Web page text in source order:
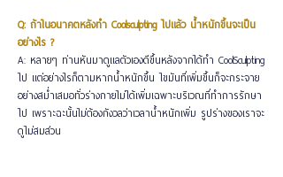
Q: ถ้าในอนาคตหลังทำ Coolsculpting ไปแล้ว น้ำหนักขึ้นจะเป็น
อย่างไร ?
A: หลายๆ ท่านหันมาดูแลตัวเองดีขึ้นหลังจากได้ทำ CoolSculpting
ไป แต่อย่างไรก็ตามหากน้ำหนักขึ้น ไขมันที่เพิ่มขึ้นก็จะกระจาย
อย่างสม่ำเสมอทั่วร่างกายไม่ได้เพิ่มเฉพาะบริเวณที่ทำการรักษา
ไป เพราะฉะนั้นไม่ต้องกังวลว่าเวลาน้ำหนักเพิ่ม รูปร่างของเราจะ
ดูไม่สมส่วน